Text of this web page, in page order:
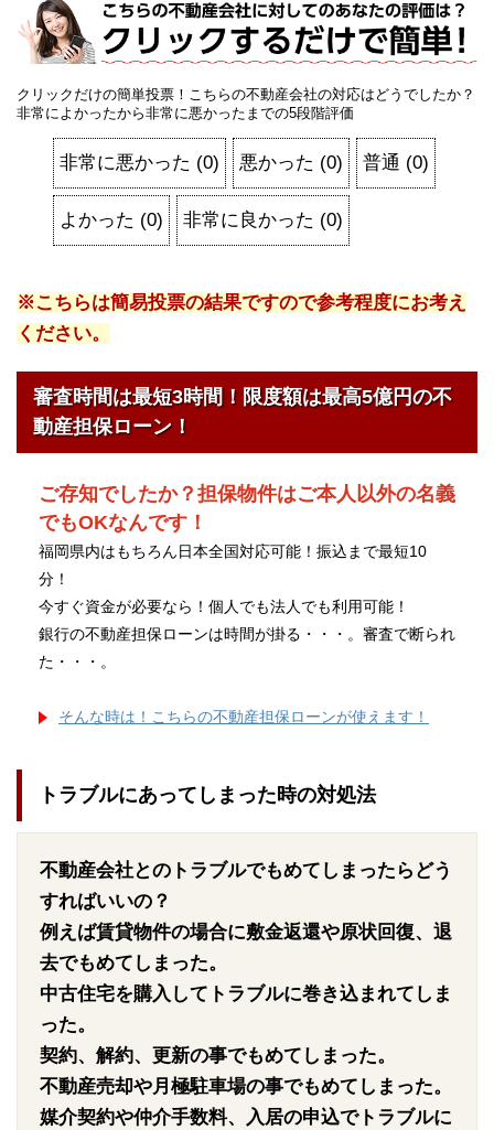
クリックだけの簡単投票！こちらの不動産会社の対応はどうでしたか？
非常によかったから非常に悪かったまでの5段階評価
非常に悪かった (0) 悪かった (0) 普通 (0)
よかった (0) 非常に良かった (0)
※こちらは簡易投票の結果ですので参考程度にお考え
ください。
審査時間は最短3時間！限度額は最高5億円の不
動産担保ローン！
ご存知でしたか？担保物件はご本人以外の名義
でもOKなんです！
福岡県内はもちろん日本全国対応可能！振込まで最短10
分！
今すぐ資金が必要なら！個人でも法人でも利用可能！
銀行の不動産担保ローンは時間が掛る・・・。審査で断られ
た・・・。
そんな時は！こちらの不動産担保ローンが使えます！
トラブルにあってしまった時の対処法
不動産会社とのトラブルでもめてしまったらどう
すればいいの？
例えば賃貸物件の場合に敷金返還や原状回復、退
去でもめてしまった。
中古住宅を購入してトラブルに巻き込まれてしま
った。
契約、解約、更新の事でもめてしまった。
不動産売却や月極駐車場の事でもめてしまった。
媒介契約や仲介手数料、入居の申込でトラブルに